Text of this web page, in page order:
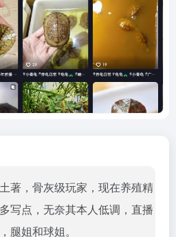
著，骨灰级玩家，现在养殖精
写点，无奈其本人低调，直播
腿姐和球姐。